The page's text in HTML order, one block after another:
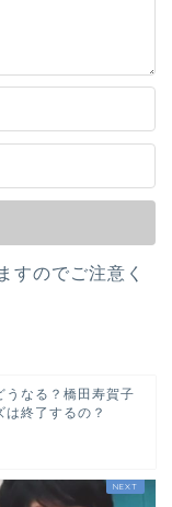
すのでご注意く
うなる？橋田寿賀子
は終了するの？